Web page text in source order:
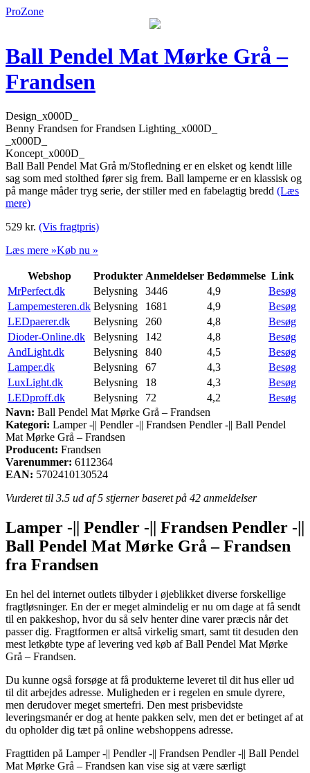
ProZone
Ball Pendel Mat Mørke Grå –
Frandsen
Design_x000D_
Benny Frandsen for Frandsen Lighting_x000D_
_x000D_
Koncept_x000D_
Ball Ball Pendel Mat Grå m/Stofledning er en elsket og kendt lille
sag som med stolthed fører sig frem. Ball lamperne er en klassisk og
på mange måder tryg serie, der stiller med en fabelagtig bredd (Læs
mere)
529 kr. (Vis fragtpris)
Læs mere »Køb nu »
Webshop Produkter Anmeldelser Bedømmelse Link
MrPerfect.dk
Belysning 3446 4,9
Besøg
Lampemesteren.dk Belysning 1681 4,9
Besøg
LEDpaerer.dk
Belysning 260 4,8
Besøg
Dioder-Online.dk
Belysning 142 4,8
Besøg
AndLight.dk
Belysning 840 4,5
Besøg
Lamper.dk
Belysning 67 4,3
Besøg
LuxLight.dk
Belysning 18 4,3
Besøg
LEDproff.dk
Belysning 72 4,2
Besøg
Navn: Ball Pendel Mat Mørke Grå – Frandsen
Kategori: Lamper -|| Pendler -|| Frandsen Pendler -|| Ball Pendel
Mat Mørke Grå – Frandsen
Producent: Frandsen
Varenummer: 6112364
EAN: 5702410130524
Vurderet til 3.5 ud af 5 stjerner baseret på 42 anmeldelser
Lamper -|| Pendler -|| Frandsen Pendler -||
Ball Pendel Mat Mørke Grå – Frandsen
fra Frandsen
En hel del internet outlets tilbyder i øjeblikket diverse forskellige
fragtløsninger. En der er meget almindelig er nu om dage at få sendt
til en pakkeshop, hvor du så selv henter dine varer præcis når det
passer dig. Fragtformen er altså virkelig smart, samt tit desuden den
mest letkøbte type af levering ved køb af Ball Pendel Mat Mørke
Grå – Frandsen.
Du kunne også forsøge at få produkterne leveret til dit hus eller ud
til dit arbejdes adresse. Muligheden er i regelen en smule dyrere,
men derudover meget smertefri. Den mest prisbevidste
leveringsmanér er dog at hente pakken selv, men det er betinget af at
du opholder dig tæt på online webshoppens adresse.
Fragttiden på Lamper -|| Pendler -|| Frandsen Pendler -|| Ball Pendel
Mat Mørke Grå – Frandsen kan vise sig at være særligt